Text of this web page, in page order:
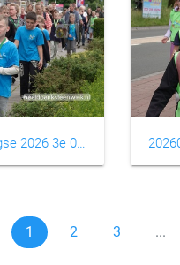
20260610 Avondvierdaagse 2026 3e 0014
1 2 3 ...